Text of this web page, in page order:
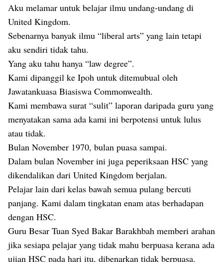
Aku melamar untuk belajar ilmu undang-undang di
United Kingdom.
Sebenarnya banyak ilmu “liberal arts” yang lain tetapi
aku sendiri tidak tahu.
Yang aku tahu hanya “law degree”.
Kami dipanggil ke Ipoh untuk ditemubual oleh
Jawatankuasa Biasiswa Commonwealth.
Kami membawa surat “sulit” laporan daripada guru yang
menyatakan sama ada kami ini berpotensi untuk lulus
atau tidak.
Bulan November 1970, bulan puasa sampai.
Dalam bulan November ini juga peperiksaan HSC yang
dikendalikan dari United Kingdom berjalan.
Pelajar lain dari kelas bawah semua pulang bercuti
panjang. Kami dalam tingkatan enam atas berhadapan
dengan HSC.
Guru Besar Tuan Syed Bakar Barakhbah memberi arahan
jika sesiapa pelajar yang tidak mahu berpuasa kerana ada
ujian HSC pada hari itu, dibenarkan tidak berpuasa.